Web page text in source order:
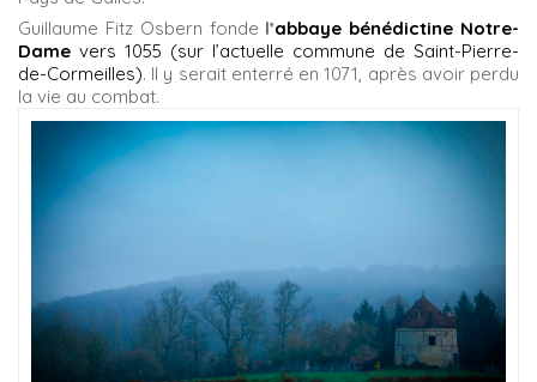
Guillaume Fitz Osbern fonde l’abbaye bénédictine Notre-
Dame vers 1055 (sur l’actuelle commune de Saint-Pierre-
de-Cormeilles). Il y serait enterré en 1071, après avoir perdu
la vie au combat.